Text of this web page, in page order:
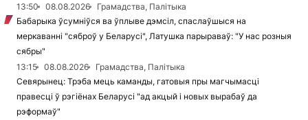
13:50
08.08.2026
Грамадства, Палітыка
Бабарыка ўсумніўся ва ўплыве дэмсіл, спаслаўшыся на
меркаванні "сяброў у Беларусі", Латушка парыраваў: "У нас розныя
сябры"
13:15
08.08.2026
Грамадства, Палітыка
Севярынец: Трэба мець каманды, гатовыя пры магчымасці
правесці ў рэгіёнах Беларусі "ад акцый і новых вырабаў да
рэформаў"